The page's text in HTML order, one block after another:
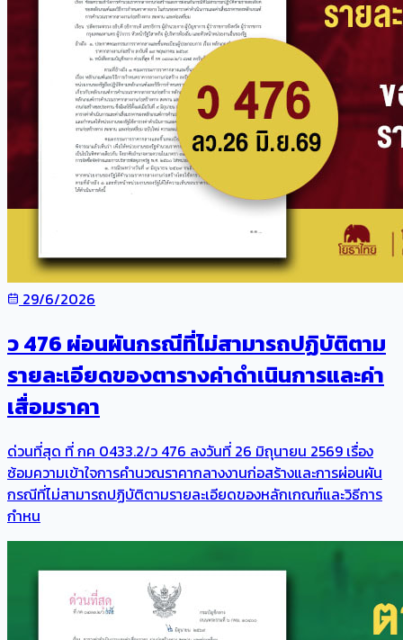
29/6/2026
ว 476 ผ่อนผันกรณีที่ไม่สามารถปฏิบัติตาม
รายละเอียดของตารางค่าดำเนินการและค่า
เสื่อมราคา
ด่วนที่สุด ที่ กค 0433.2/ว 476 ลงวันที่ 26 มิถุนายน 2569 เรื่อง
ซ้อมความเข้าใจการคำนวณราคากลางงานก่อสร้างและการผ่อนผัน
กรณีที่ไม่สามารถปฏิบัติตามรายละเอียดของหลักเกณฑ์และวิธีการ
กำหน